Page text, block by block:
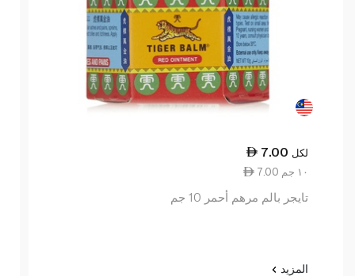
7.00 لكل
7.00 ١٠ جم
تايجر بالم مرهم أحمر 10 جم
المزيد